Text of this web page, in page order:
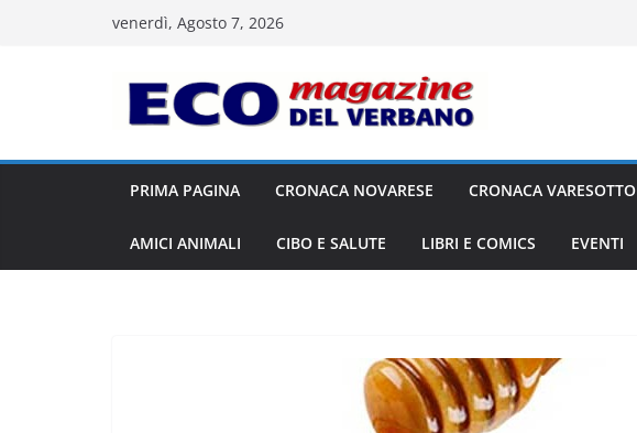
venerdì, Agosto 7, 2026
PRIMA PAGINA CRONACA NOVARESE CRONACA VARESOTTO
AMICI ANIMALI CIBO E SALUTE LIBRI E COMICS EVENTI